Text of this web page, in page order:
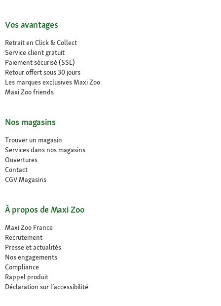
Vos avantages
Retrait en Click & Collect
Service client gratuit
Paiement sécurisé (SSL)
Retour offert sous 30 jours
Les marques exclusives Maxi Zoo
Maxi Zoo friends
Nos magasins
Trouver un magasin
Services dans nos magasins
Ouvertures
Contact
CGV Magasins
À propos de Maxi Zoo
Maxi Zoo France
Recrutement
Presse et actualités
Nos engagements
Compliance
Rappel produit
Déclaration sur l’accessibilité